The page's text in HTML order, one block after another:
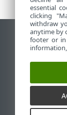
Masaüstü
End of Life
ESET Bilgi
ESET
Bölgesel
essential
clicking
withdraw
anytime by
footer or in